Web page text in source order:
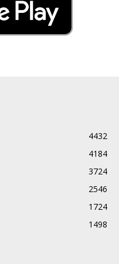
4432
4184
3724
2546
1724
1498